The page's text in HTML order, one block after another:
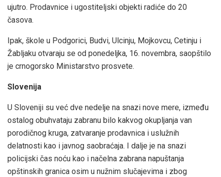
ujutro. Prodavnice i ugostiteljski objekti radiće do 20
časova.
Ipak, škole u Podgorici, Budvi, Ulcinju, Mojkovcu, Cetinju i
Žabljaku otvaraju se od ponedeljka, 16. novembra, saopštilo
je crnogorsko Ministarstvo prosvete.
Slovenija
U Sloveniji su već dve nedelje na snazi nove mere, između
ostalog obuhvataju zabranu bilo kakvog okupljanja van
porodičnog kruga, zatvaranje prodavnica i uslužnih
delatnosti kao i javnog saobraćaja. I dalje je na snazi
policijski čas noću kao i načelna zabrana napuštanja
opštinskih granica osim u nužnim slučajevima i zbog